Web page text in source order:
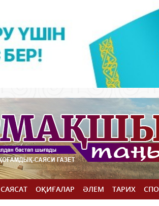
САЯСАТ ОҚИҒАЛАР ӘЛЕМ ТАРИХ